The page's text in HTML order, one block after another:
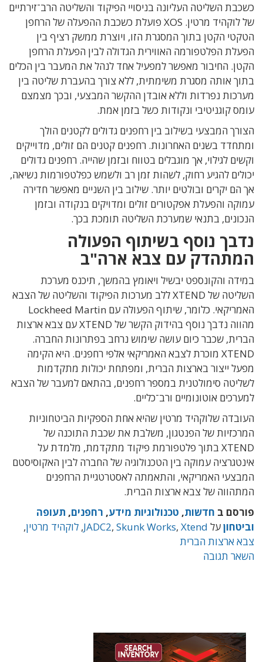
כשכבת השליטה העליונה בניסויי הפיקוד והשליטה הרב־זירתיים
של לוקהיד מרטין. XOS פועלת כשכבת ההפעלה של הרחפן
הטקטי הקטן בתוך המסגרת הזו, ויוצרת ממשק רציף בין
הפעלת הפלטפורמה האווירית הגדולה לבין הפעלת הרחפן
הקטן. החיבור מאפשר למפעיל אחד לנהל את המעבר בין הכלים
בתוך אותה מסגרת משימתית, ללא צורך בהעברת שליטה בין
מערכות נפרדות וללא אובדן ההקשר המבצעי, ובכך מצמצם
עומס קוגניטיבי ונקודות כשל בזמן אמת.
הצורך המבצעי בשילוב בין רחפנים גדולים לקטנים הולך
ומתחדד בשנים האחרונות. רחפנים קטנים הם זולים, מדוייקים
וקשים לגילוי, אך מוגבלים בטווח ובזמן שהייה. רחפנים גדולים
יכולים להגיע רחוק, לשהות זמן רב ולשמש כפלטפורמות נשיאה,
אך הם יקרים ובולטים יותר. שילוב בין השניים מאפשר חדירה
עמוקה והפעלת אפקטורים זולים ומדויקים בנקודה ובזמן
הנכונים, בתנאי שמערכת השליטה תומכת בכך.
נדבך נוסף בשיתוף הפעולה
המתהדק עם צבא ארה"ב
במידה והקונספט יבשיל ויאומץ בהמשך, תיכנס מערכת
השליטה של XTEND ללב מערכות הפיקוד והשליטה של הצבא
האמריקאי. כלומר, שיתוף הפעולה עם Lockheed Martin
מהווה נדבך נוסף בהידוק הקשר של XTEND עם צבא ארצות
הברית, שכבר כיום עושה שימוש נרחב בפתרונות החברה.
XTEND מוכרת לצבא האמריקאי אלפי רחפנים. היא הקימה
מפעל ייצור בארצות הברית, ומפתחת יכולות מתקדמות
לשליטה סימולטנית במספר רחפנים, בהתאם למעבר של הצבא
למערכים אוטונומיים ורב־כליים.
העובדה שלוקהיד מרטין שהיא אחת הספקיות הביטחוניות
המרכזיות של הפנטגון, משלבת את שכבת התוכנה של
XTEND בתוך פלטפורמת פיקוד מתקדמת, מלמדת על
אינטגרציה עמוקה בין הטכנולוגיה של החברה לבין האקוסיסטם
המבצעי האמריקאי, והתאמתה לאסטרטגיית הרחפנים
המתהווה של צבא ארצות הברית.
פורסם ב חדשות, טכנולוגיות מידע, רחפנים, תעופה
וביטחוןעל JADC2, Skunk Works, Xtend
, לוקהיד מרטין,
צבא ארצות הברית
השאר תגובה